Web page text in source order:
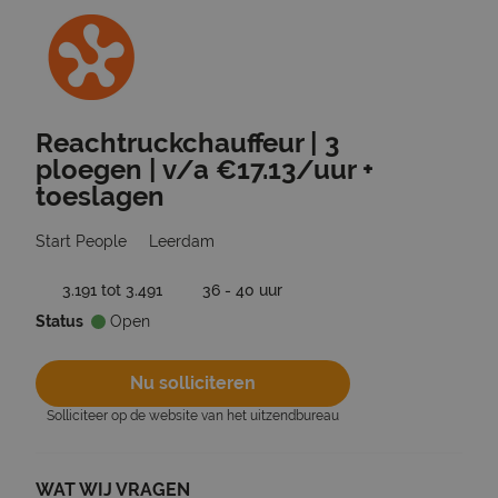
Ga terug naar vacatures
Reachtruckchauffeur | 3
ploegen | v/a €17.13/uur +
toeslagen
Start People Leerdam
3.191 tot 3.491
36 - 40 uur
Status
Open
Nu solliciteren
Solliciteer op de website van het uitzendbureau
WAT WIJ VRAGEN